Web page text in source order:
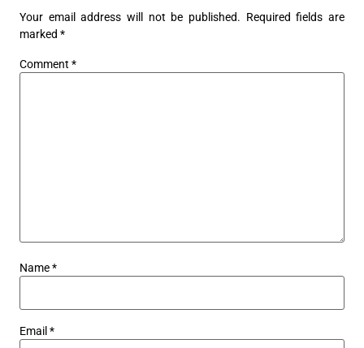
Your email address will not be published. Required fields are
marked *
Comment *
Name*
Email *